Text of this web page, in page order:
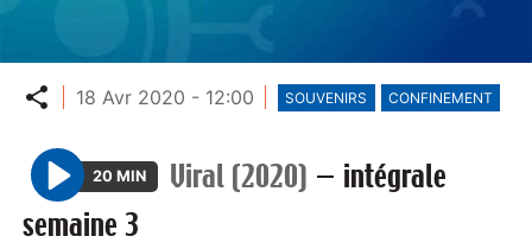
Partager
18 Avr 2020 - 12:00 SOUVENIRS CONFINEMENT
P
l
20 MIN Viral (2020) — intégrale
semaine 3